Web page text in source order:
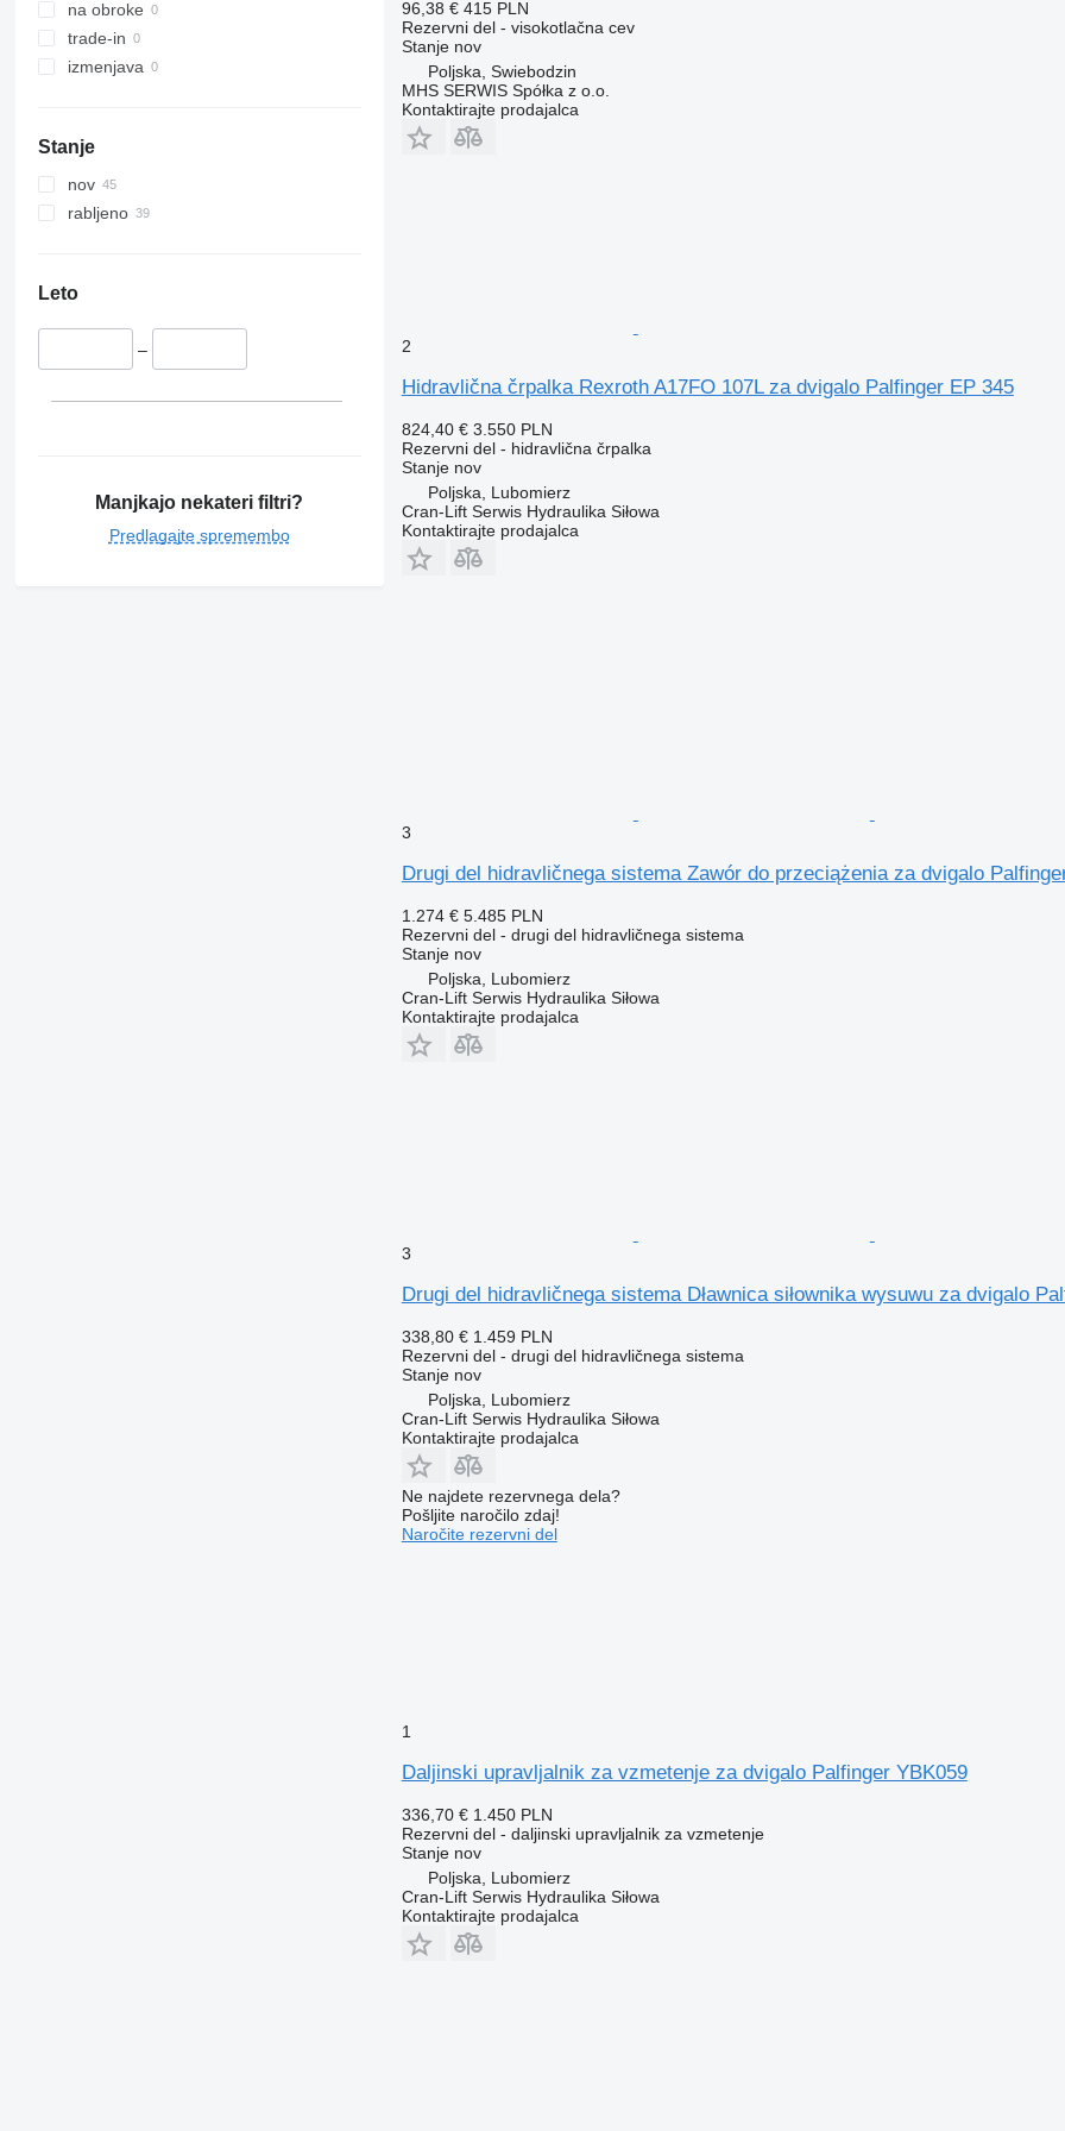
Travego
Unimog
V-Class
Vito
Midlum
Premium
Sandero
TRM
Trafic
Twingo
Terberg
V40
V60
VNL
XC
na obroke
trade-in
izmenjava
Stanje
nov
rabljeno
Leto
–
Manjkajo nekateri filtri?
Predlagajte spremembo
96,38 € 415 PLN
Rezervni del - visokotlačna cev
Stanjenov
Poljska, Swiebodzin
MHS SERWIS Spółka z o.o.
Kontaktirajte prodajalca
2
Hidravlična črpalka Rexroth A17FO 107L za dvigalo Palfinger EP 345
824,40 € 3.550 PLN
Rezervni del - hidravlična črpalka
Stanjenov
Poljska, Lubomierz
Cran-Lift Serwis Hydraulika Siłowa
Kontaktirajte prodajalca
3
Drugi del hidravličnega sistema Zawór do przeciążenia za dvigalo
1.274 € 5.485 PLN
Rezervni del - drugi del hidravličnega sistema
Stanjenov
Poljska, Lubomierz
Cran-Lift Serwis Hydraulika Siłowa
Kontaktirajte prodajalca
3
Drugi del hidravličnega sistema Dławnica siłownika wysuwu za dvigalo
338,80 € 1.459 PLN
Rezervni del - drugi del hidravličnega sistema
Stanjenov
Poljska, Lubomierz
Cran-Lift Serwis Hydraulika Siłowa
Kontaktirajte prodajalca
Ne najdete rezervnega dela?
Pošljite naročilo zdaj!
Naročite rezervni del
1
Daljinski upravljalnik za vzmetenje za dvigalo Palfinger YBK059
336,70 € 1.450 PLN
Rezervni del - daljinski upravljalnik za vzmetenje
Stanjenov
Poljska, Lubomierz
Cran-Lift Serwis Hydraulika Siłowa
Kontaktirajte prodajalca